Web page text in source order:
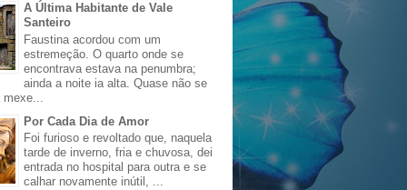
A Última Habitante de Vale
Santeiro
Faustina acordou com um
estremeção. O quarto onde se
encontrava estava na penumbra;
ainda a noite ia alta. Quase não se
Por Cada Dia de Amor
Foi furioso e revoltado que, naquela
tarde de inverno, fria e chuvosa, dei
entrada no hospital para outra e se
calhar novamente inútil, ...